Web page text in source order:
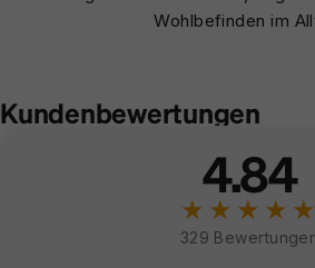
Wohlbefinden im
Kundenbewertungen
4.84
★★★★★
329